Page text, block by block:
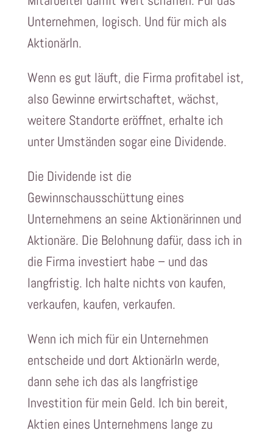
Unternehmen, logisch. Und für mich als
AktionärIn.
Wenn es gut läuft, die Firma profitabel ist,
also Gewinne erwirtschaftet, wächst,
weitere Standorte eröffnet, erhalte ich
unter Umständen sogar eine Dividende.
Die Dividende ist die
Gewinnschausschüttung eines
Unternehmens an seine Aktionärinnen und
Aktionäre. Die Belohnung dafür, dass ich in
die Firma investiert habe – und das
langfristig. Ich halte nichts von kaufen,
verkaufen, kaufen, verkaufen.
Wenn ich mich für ein Unternehmen
entscheide und dort AktionärIn werde,
dann sehe ich das als langfristige
Investition für mein Geld. Ich bin bereit,
Aktien eines Unternehmens lange zu